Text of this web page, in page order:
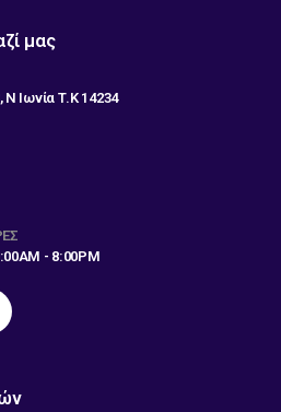
μας
Ν Ιωνία Τ.Κ 14234
- 8:00PM